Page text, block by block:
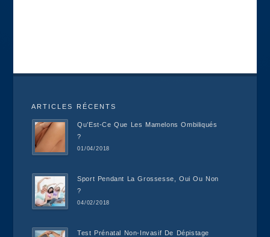
ARTICLES RÉCENTS
Qu’Est-Ce Que Les Mamelons Ombiliqués
?
01/04/2018
Sport Pendant La Grossesse, Oui Ou Non
?
04/02/2018
Test Prénatal Non-Invasif De Dépistage